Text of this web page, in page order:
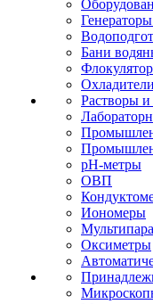
Бани
Растворы и
pH-метры
ОВП
Иономеры
Оксиметры